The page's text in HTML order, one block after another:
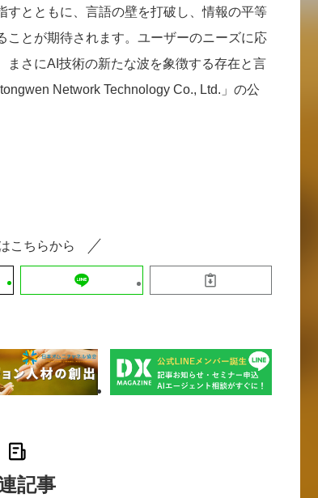
すとともに、言語の壁を打破し、情報の平等
ことが期待されます。ユーザーのニーズに応
まさにAI技術の新たな波を象徴する存在と言
Network Technology Co., Ltd.」の公
こちらから
記事